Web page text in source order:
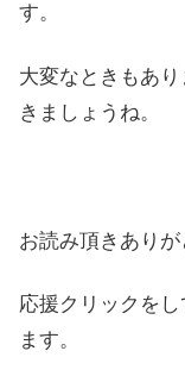
す。
大変なときもあ
きましょうね。
お読み頂きありが
応援クリックを
ます。